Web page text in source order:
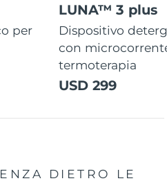
per
LUNA™ 3 plus
Dispositivo
con
termoterapia
USD 299
DIETRO LE